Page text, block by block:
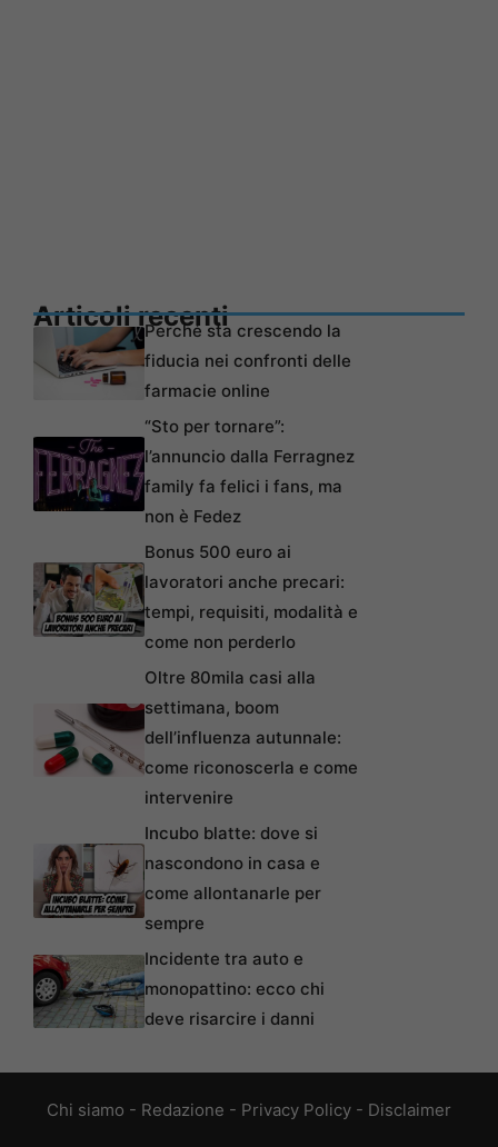
Articoli recentiPerché sta crescendo la
fiducia nei confronti delle
farmacie online
“Sto per tornare”:
l’annuncio dalla Ferragnez
family fa felici i fans, ma
non è Fedez
Bonus 500 euro ai
lavoratori anche precari:
tempi, requisiti, modalità e
come non perderlo
Oltre 80mila casi alla
settimana, boom
dell’influenza autunnale:
come riconoscerla e come
intervenire
Incubo blatte: dove si
nascondono in casa e
come allontanarle per
sempre
Incidente tra auto e
monopattino: ecco chi
deve risarcire i danni
Chi siamo - Redazione - Privacy Policy - Disclaimer